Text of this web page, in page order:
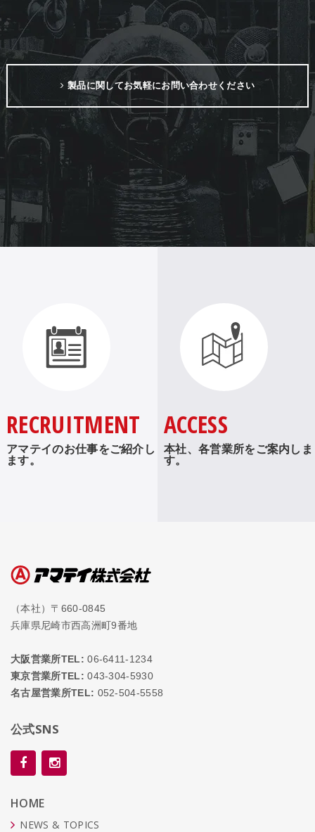
製品に関してお気軽にお問い合わせください
RECRUITMENT
アマテイのお仕事をご紹介し
ます。
ACCESS
本社、各営業所をご案内しま
す。
（本社）〒660-0845
兵庫県尼崎市西高洲町9番地
大阪営業所TEL: 06-6411-1234
東京営業所TEL: 043-304-5930
名古屋営業所TEL: 052-504-5558
公式SNS
HOME
NEWS & TOPICS